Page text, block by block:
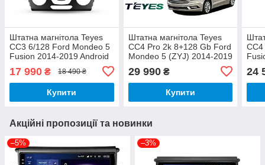
Штатна магнітола Teyes
CC3 6/128 Ford Mondeo 5
Fusion 2014-2019 Android
17 990 ₴ 18 490 ₴
Купити
Штатна магнітола Teyes
CC4 Pro 2k 8+128 Gb Ford
Mondeo 5 (ZYJ) 2014-2019
29 990₴
Купити
24
Акційні пропозиції та новинки
–5% –3%